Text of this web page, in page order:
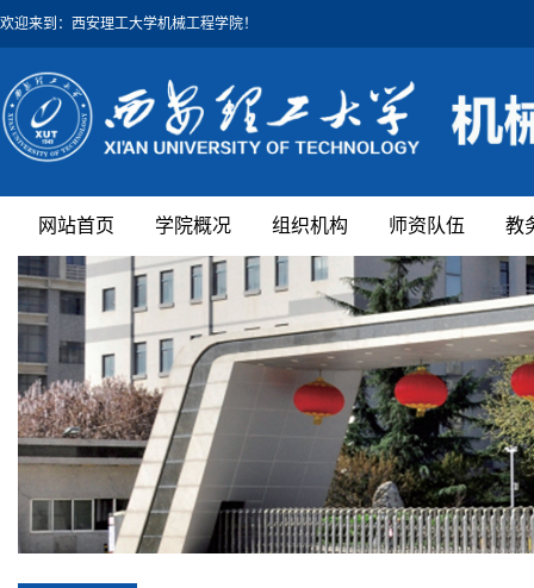
欢迎来到：西安理工大学机械工程学院！
网站首页 学院概况 组织机构 师资队伍 教